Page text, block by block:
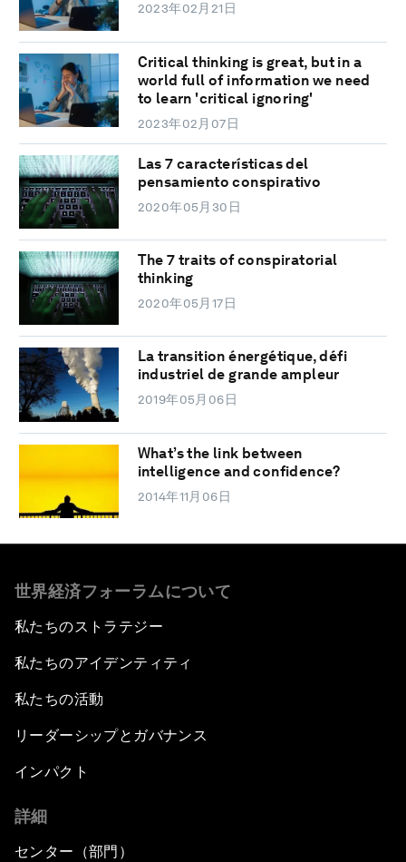
2023年02月21日
Critical thinking is great, but in a
world full of information we need
to learn 'critical ignoring'
2023年02月07日
Las 7 características del
pensamiento conspirativo
2020年05月30日
The 7 traits of conspiratorial
thinking
2020年05月17日
La transition énergétique, défi
industriel de grande ampleur
2019年05月06日
What’s the link between
intelligence and confidence?
2014年11月06日
世界経済フォーラムについて
私たちのストラテジー
私たちのアイデンティティ
私たちの活動
リーダーシップとガバナンス
インパクト
詳細
センター（部門）